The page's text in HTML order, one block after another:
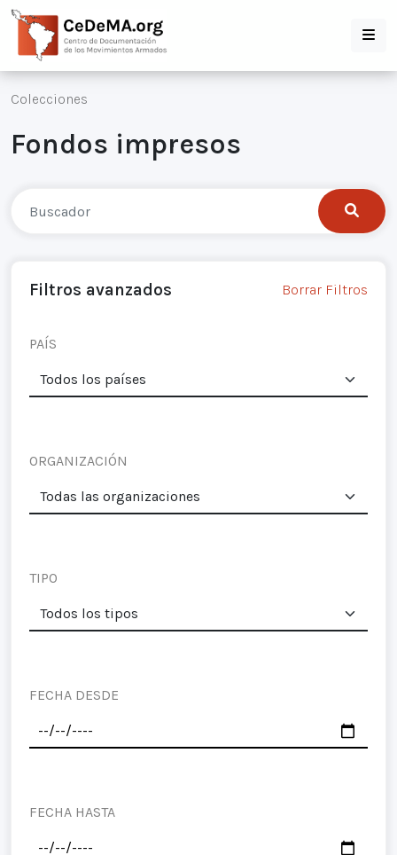
Colecciones
Fondos impresos
Filtros avanzados Borrar Filtros
PAÍS
ORGANIZACIÓN
TIPO
FECHA DESDE
FECHA HASTA